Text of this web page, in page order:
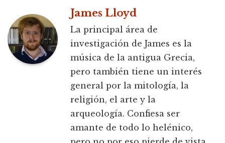
James Lloyd
La principal área de
investigación de James es la
música de la antigua Grecia,
pero también tiene un interés
general por la mitología, la
religión, el arte y la
arqueología. Confiesa ser
amante de todo lo helénico,